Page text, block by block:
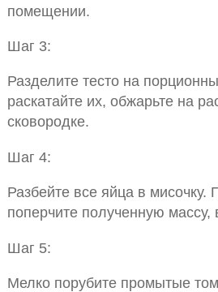
помещении.
Шаг 3:
Разделите тесто на
раскатайте их, обжарьте на
сковородке.
Шаг 4:
Разбейте все яйца в мисочку.
поперчите полученную массу,
Шаг 5:
Мелко порубите промытые